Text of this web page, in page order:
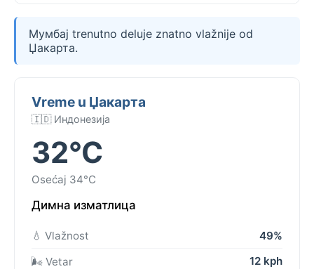
Мумбај trenutno deluje znatno vlažnije od
Џакарта.
Vreme u Џакарта
🇮🇩 Индонезија
32°C
Osećaj 34°C
Димна изматлица
💧 Vlažnost
49%
🌬️ Vetar
12 kph